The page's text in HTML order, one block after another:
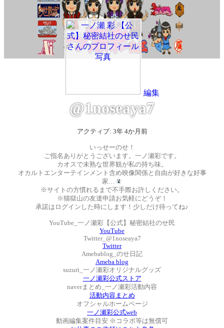
編集
@1noseaya7
アクティブ: 3年 4か月前
いっせーのせ！
ご指名ありがとうございます。一ノ瀬彩です。
カオスで未熟な世界観が私の持ち味。
オカルトエンターテインメント含め映像関係と自由が好きな好事
家…
※サイトの方慣れるまで不手際お許しください。
※猫獄山の友達申請お気軽にどうぞ！
承諾はログインした時にします！少しだけ待ってね♪
YouTube_一ノ瀬彩【公式】秘密結社のせ民
YouTube
Twitter_@1noseaya7
Twitter
Amebablog_のせ日記
Ameba blog
suzuri_一ノ瀬彩オリジナルグッズ
一ノ瀬彩公式ストア
naverまとめ_一ノ瀬彩活動内容
活動内容まとめ
オフシャルホームページ
一ノ瀬彩公式web
動画編集案件目安 ※コラボ等は無償可